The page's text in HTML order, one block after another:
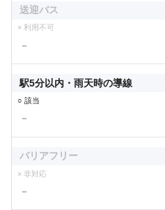
送迎バス
× 利用不可
－
駅5分以内・雨天時の導線
○ 該当
－
バリアフリー
× 非対応
－